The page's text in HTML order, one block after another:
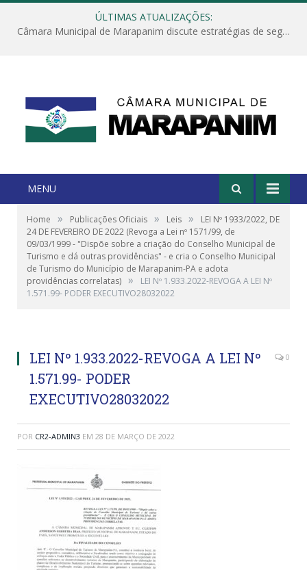
ÚLTIMAS ATUALIZAÇÕES:
Câmara Municipal de Marapanim discute estratégias de segurança com autoridades e poder executivo
MENU
Home » Publicações Oficiais » Leis »
LEI Nº 1933/2022, DE
24 DE FEVEREIRO DE 2022 (Revoga a Lei nº 1571/99, de
09/03/1999 - "Dispõe sobre a criação do Conselho Municipal de
Turismo e dá outras providências" - e cria o Conselho Municipal
de Turismo do Município de Marapanim-PA e adota
providências correlatas) »
LEI Nº 1.933.2022-REVOGA A LEI Nº
1.571.99- PODER EXECUTIVO28032022
LEI Nº 1.933.2022-REVOGA A LEI Nº
1.571.99- PODER
EXECUTIVO28032022
0
POR CR2-ADMIN3 EM 28 DE MARÇO DE 2022